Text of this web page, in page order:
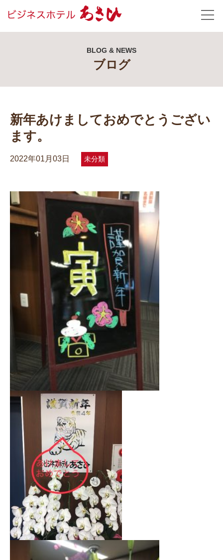
BLOG & NEWS
ブログ
新年あけましておめでとうござい
ます。
2022年01月03日 未分類